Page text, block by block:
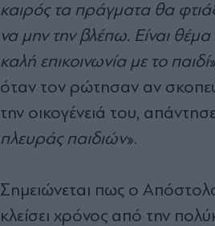
καιρός τα πράγματα θα
να μην την βλέπω. Είναι
καλή επικοινωνία με το παιδί
όταν τον ρώτησαν αν
την οικογένειά του,
πλευράς παιδιών».
Σημειώνεται πως ο
κλείσει χρόνος από την